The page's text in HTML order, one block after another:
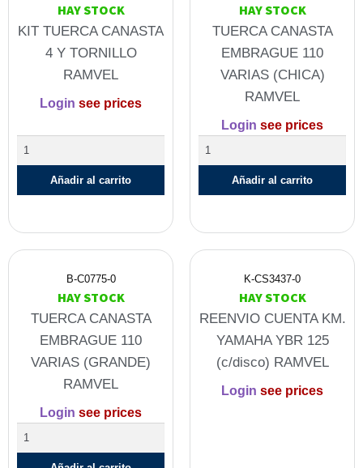
HAY STOCK
KIT TUERCA CANASTA
4 Y TORNILLO
RAMVEL
Login see prices
Añadir al carrito
HAY STOCK
TUERCA CANASTA
EMBRAGUE 110
VARIAS (CHICA)
RAMVEL
Login see prices
Añadir al carrito
B-C0775-0
HAY STOCK
TUERCA CANASTA
EMBRAGUE 110
VARIAS (GRANDE)
RAMVEL
Login see prices
K-CS3437-0
HAY STOCK
REENVIO CUENTA KM.
YAMAHA YBR 125
(c/disco) RAMVEL
Login see prices